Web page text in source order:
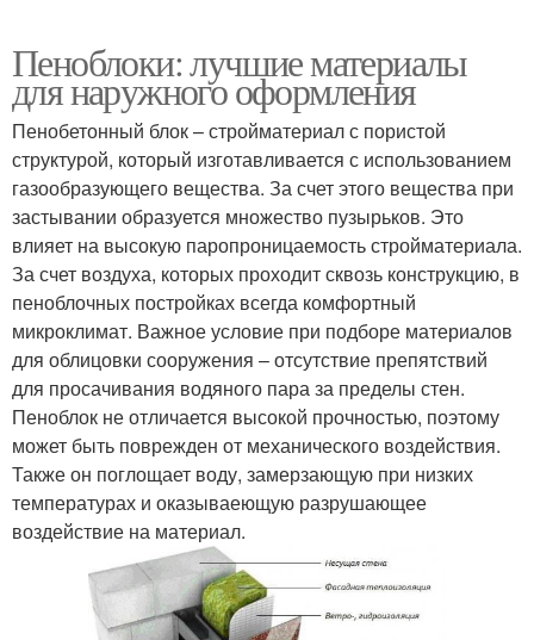
Пеноблоки: лучшие материалы
для наружного оформления
Пенобетонный блок – стройматериал с пористой
структурой, который изготавливается с использованием
газообразующего вещества. За счет этого вещества при
застывании образуется множество пузырьков. Это
влияет на высокую паропроницаемость стройматериала.
За счет воздуха, которых проходит сквозь конструкцию, в
пеноблочных постройках всегда комфортный
микроклимат. Важное условие при подборе материалов
для облицовки сооружения – отсутствие препятствий
для просачивания водяного пара за пределы стен.
Пеноблок не отличается высокой прочностью, поэтому
может быть поврежден от механического воздействия.
Также он поглощает воду, замерзающую при низких
температурах и оказываеющую разрушающее
воздействие на материал.